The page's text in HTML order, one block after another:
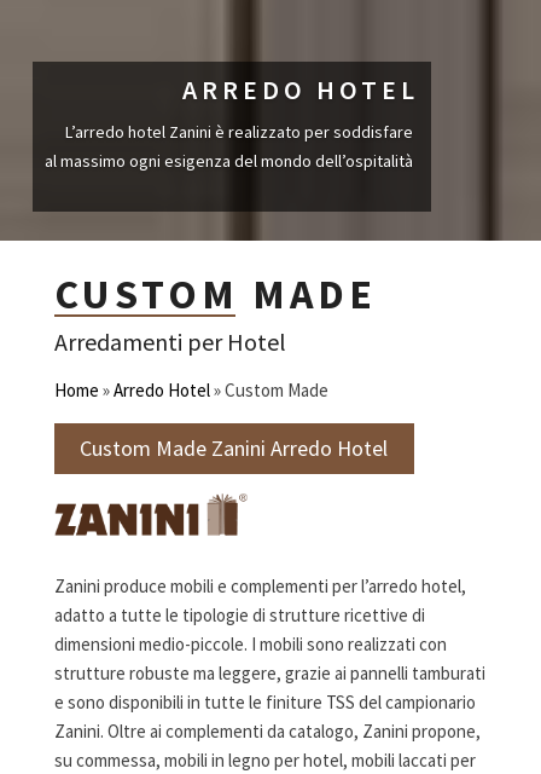
ARREDO HOTEL
L’arredo hotel Zanini è realizzato per soddisfare
al massimo ogni esigenza del mondo dell’ospitalità
CUSTOM MADE
Arredamenti per Hotel
Home »Arredo Hotel»Custom Made
Custom Made Zanini Arredo Hotel
Zanini produce mobili e complementi per l’arredo hotel,
adatto a tutte le tipologie di strutture ricettive di
dimensioni medio-piccole. I mobili sono realizzati con
strutture robuste ma leggere, grazie ai pannelli tamburati
e sono disponibili in tutte le finiture TSS del campionario
Zanini. Oltre ai complementi da catalogo, Zanini propone,
su commessa, mobili in legno per hotel, mobili laccati per